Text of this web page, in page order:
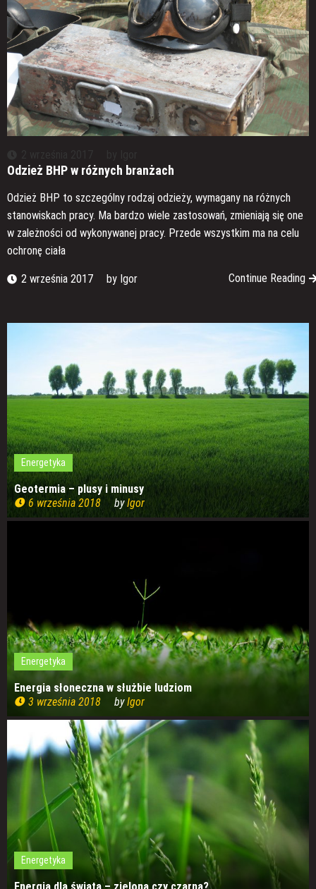
Odzież BHP w różnych branżach
Odzież BHP to szczególny rodzaj odzieży, wymagany na różnych
stanowiskach pracy. Ma bardzo wiele zastosowań, zmieniają się one
w zależności od wykonywanej pracy. Przede wszystkim ma na celu
ochronę ciała
2 września 2017 by Igor Continue Reading
Energetyka
Geotermia – plusy i minusy
6 września 2018
byIgor
Energetyka
Energia słoneczna w służbie ludziom
3 września 2018
byIgor
Energetyka